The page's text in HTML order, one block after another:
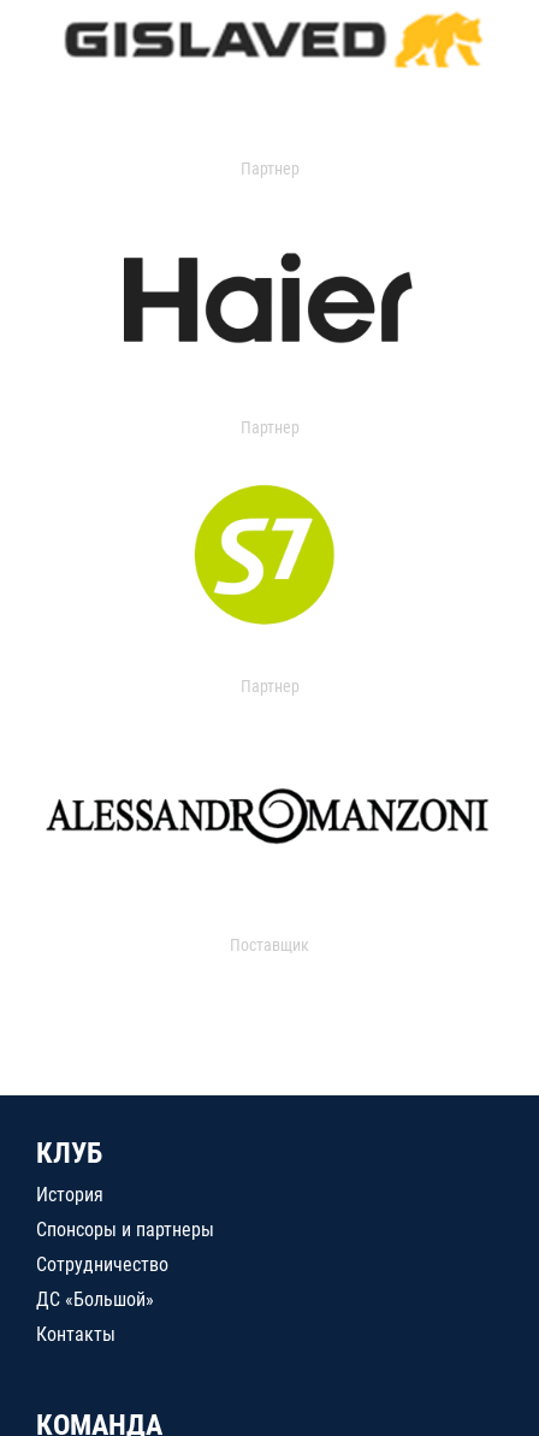
Партнер
Партнер
Партнер
Поставщик
КЛУБ
История
Спонсоры и партнеры
Сотрудничество
ДС «Большой»
Контакты
КОМАНДА